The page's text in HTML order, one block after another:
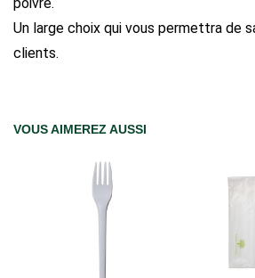
Un large choix qui vous permettra de
clients.
VOUS AIMEREZ AUSSI